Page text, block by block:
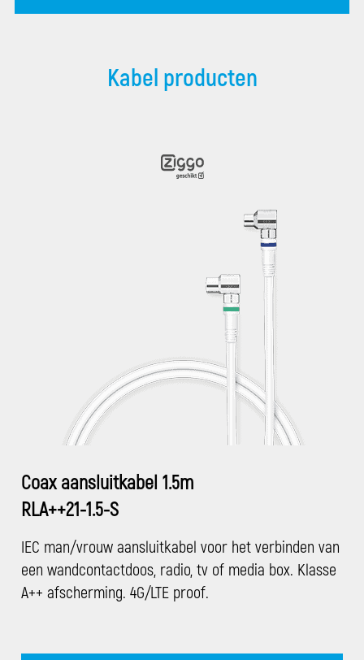
Kabel producten
Coax aansluitkabel 1.5m
RLA++21-1.5-S
IEC man/vrouw aansluitkabel voor het verbinden van
een wandcontactdoos, radio, tv of media box. Klasse
A++ afscherming. 4G/LTE proof.